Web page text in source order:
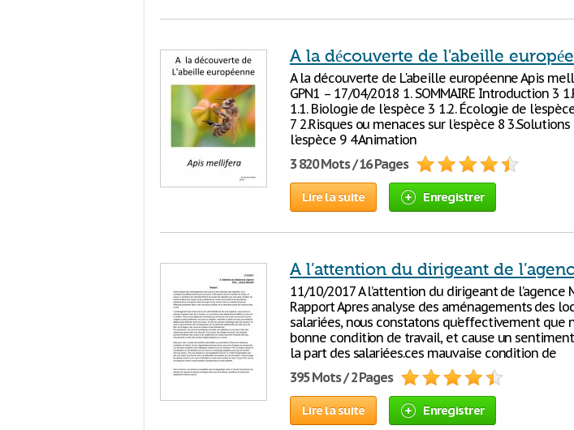
A la découverte de l'abeille
A la découverte de L'abeille européenne Apis
GPN1 – 17/04/2018 1. SOMMAIRE Introduction 3
1.1. Biologie de l'espèce 3 1.2. Écologie de
7 2.Risques ou menaces sur l'espèce 8
l'espèce 9 4.Animation
3 820 Mots / 16 Pages
Lire la suite Enregistrer
A l’attention du dirigeant de
11/10/2017 A l’attention du dirigeant de l’agence
Rapport Apres analyse des aménagements des
salariées, nous constatons qu’effectivement que
bonne condition de travail, et cause un
la part des salariées.ces mauvaise condition de
395 Mots / 2 Pages
Lire la suite Enregistrer